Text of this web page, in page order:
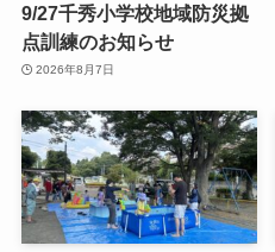
9/27千秀小学校地域防災拠
点訓練のお知らせ
2026年8月7日